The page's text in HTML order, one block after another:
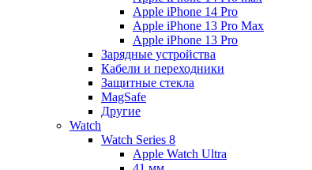
Apple iPhone 14 Pro
Apple iPhone 13 Pro Max
Apple iPhone 13 Pro
Зарядные устройства
Кабели и переходники
Защитные стекла
MagSafe
Другие
Watch
Watch Series 8
Apple Watch Ultra